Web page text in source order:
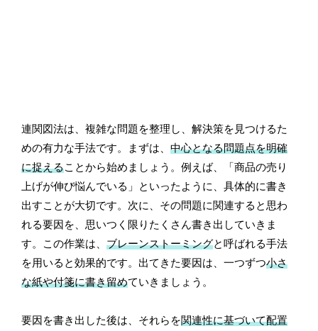
連関図法は、複雑な問題を整理し、解決策を見つけるた
めの有力な手法です。まずは、中心となる問題点を明確
に捉えることから始めましょう。例えば、「商品の売り
上げが伸び悩んでいる」といったように、具体的に書き
出すことが大切です。次に、その問題に関連すると思わ
れる要因を、思いつく限りたくさん書き出していきま
す。この作業は、ブレーンストーミングと呼ばれる手法
を用いると効果的です。出てきた要因は、一つずつ小さ
な紙や付箋に書き留めていきましょう。
要因を書き出した後は、それらを関連性に基づいて配置